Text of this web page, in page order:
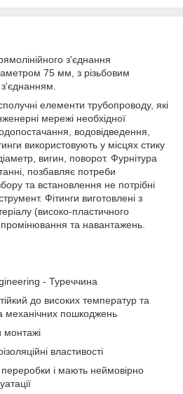
з'єднання
75 мм, з різьбовим
елементи трубопроводу, які
мережі необхідної
водовідведення,
використовують у місцях стику
вигин, поворот. Фурнітура
позбавляє потреби
та встановлення не потрібні
Фітинги виготовлені з
(високо-пластичного
та навантажень.
- Туреччина
до високих температур та
пошкоджень
монтажі
властивості
переробки і мають неймовірно